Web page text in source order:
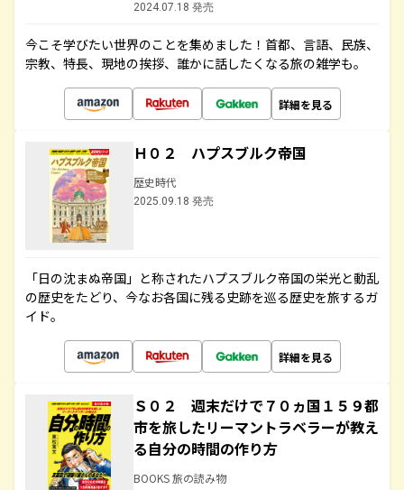
2024.07.18 発売
今こそ学びたい世界のことを集めました！首都、言語、民族、
宗教、特長、現地の挨拶、誰かに話したくなる旅の雑学も。
詳細を見る
Ｈ０２ ハプスブルク帝国
歴史時代
2025.09.18 発売
「日の沈まぬ帝国」と称されたハプスブルク帝国の栄光と動乱
の歴史をたどり、今なお各国に残る史跡を巡る歴史を旅するガ
イド。
詳細を見る
Ｓ０２ 週末だけで７０ヵ国１５９都
市を旅したリーマントラベラーが教え
る自分の時間の作り方
BOOKS 旅の読み物